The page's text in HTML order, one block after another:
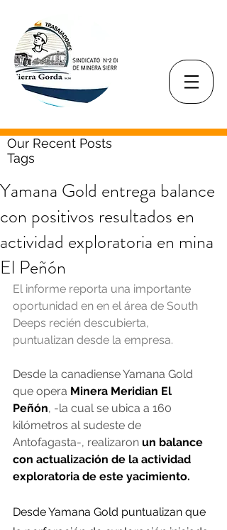
Our Recent Posts
Tags
Yamana Gold entrega balance
con positivos resultados en
actividad exploratoria en mina
El Peñón
El informe reporta una importante
oportunidad en en el área de South
Deeps recién descubierta,
puntualizan desde la empresa.
Desde la canadiense Yamana Gold
que opera Minera Meridian El
Peñón, -la cual se ubica a 160
kilómetros al sudeste de
Antofagasta-, realizaron un balance
con actualización de la actividad
exploratoria de este yacimiento.
Desde Yamana Gold puntualizan que